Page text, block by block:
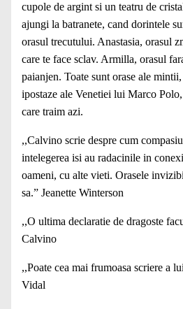
cupole de argint si un teatru de
ajungi la batranete, cand dorintele
orasul trecutului. Anastasia, orasul
care te face sclav. Armilla, orasul
paianjen. Toate sunt orase ale
ipostaze ale Venetiei lui Marco
care traim azi.
,,Calvino scrie despre cum
intelegerea isi au radacinile in
oameni, cu alte vieti. Orasele
sa.” Jeanette Winterson
,,O ultima declaratie de dragoste
Calvino
,,Poate cea mai frumoasa scriere a
Vidal